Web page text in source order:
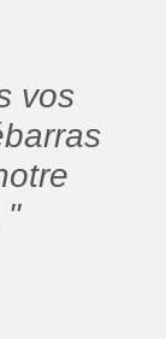
vos
"